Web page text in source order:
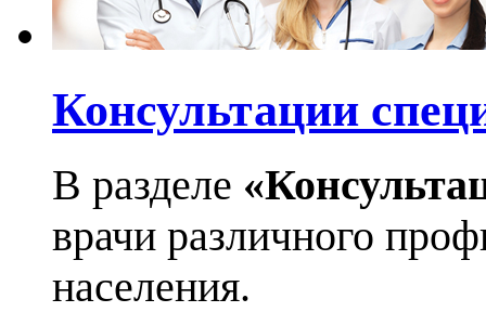
Консультации
В разделе
врачи различного
населения.